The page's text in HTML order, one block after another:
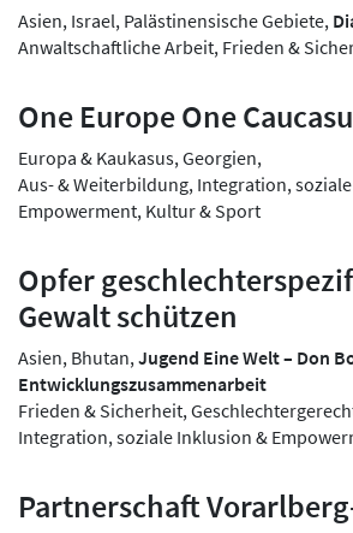
Asien, Israel, Palästinensische Gebiete,
Anwaltschaftliche Arbeit, Frieden &
One Europe One
Europa & Kaukasus, Georgien,
Aus- & Weiterbildung, Integration,
Empowerment, Kultur & Sport
Opfer
Gewalt schützen
Asien, Bhutan, Jugend Eine Welt – Don
Entwicklungszusammenarbeit
Frieden & Sicherheit,
Integration, soziale Inklusion &
Partnerschaft